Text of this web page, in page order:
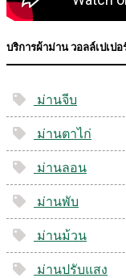
บริการผ้าม่าน วอลล์เปเป
ม่านจีบ
ม่านตาไก่
ม่านลอน
ม่านพับ
ม่านม้วน
ม่านปรับแสง